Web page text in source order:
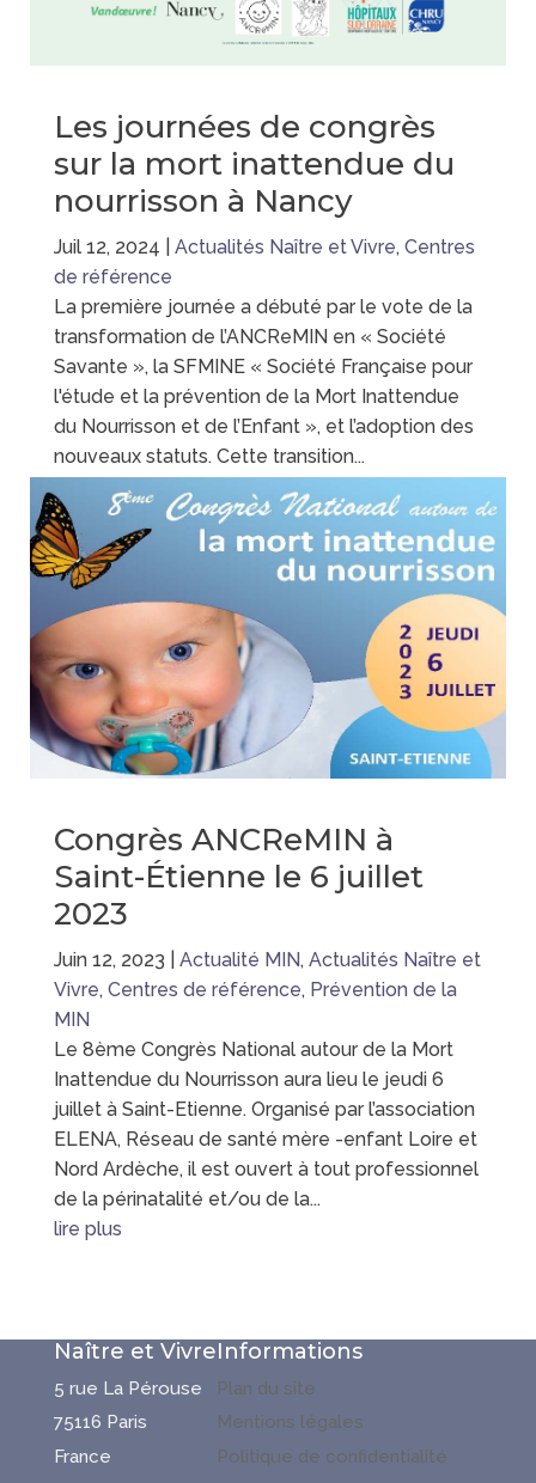
Les journées de congrès
sur la mort inattendue du
nourrisson à Nancy
Juil 12, 2024 Actualités Naître et Vivre, Centres
de référence
La première journée a débuté par le vote de la
transformation de l’ANCReMIN en « Société
Savante », la SFMINE « Société Française pour
l'étude et la prévention de la Mort Inattendue
du Nourrisson et de l’Enfant », et l’adoption des
nouveaux statuts. Cette transition...
lire plus
Congrès ANCReMIN à
Saint-Étienne le 6 juillet
2023
Juin 12, 2023 Actualité MIN, Actualités Naître et
Vivre, Centres de référence, Prévention de la
MIN
Le 8ème Congrès National autour de la Mort
Inattendue du Nourrisson aura lieu le jeudi 6
juillet à Saint-Etienne. Organisé par l’association
ELENA, Réseau de santé mère -enfant Loire et
Nord Ardèche, il est ouvert à tout professionnel
de la périnatalité et/ou de la...
lire plus
Naître et Vivre
5 rue La Pérouse
75116 Paris
France
Informations
Plan du site
Mentions légales
Politique de confidentialité